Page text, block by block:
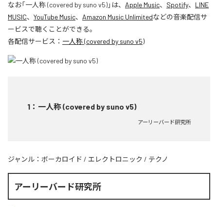
なお「一人称 (covered by suno v5)」は、 Apple Music、 Spotify、 LINE
MUSIC、 YouTube Music、 Amazon Music Unlimitedなどの音楽配信サ
ービスで聴くことができる。
各配信サービス： 一人称 (covered by suno v5)
1 ： 一人称 (covered by suno v5)
アーリーバード研究所
ジャンル： ボーカロイド / エレクトロニック / テクノ
アーリーバード研究所